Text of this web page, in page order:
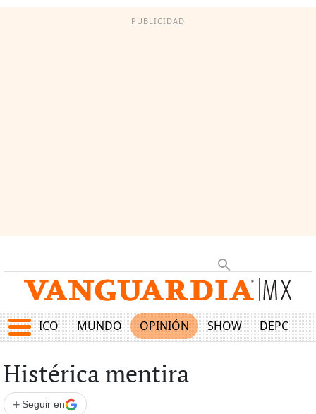
PUBLICIDAD
MÉXICO MUNDO OPINIÓN SHOW
Histérica mentira
+ Seguir en